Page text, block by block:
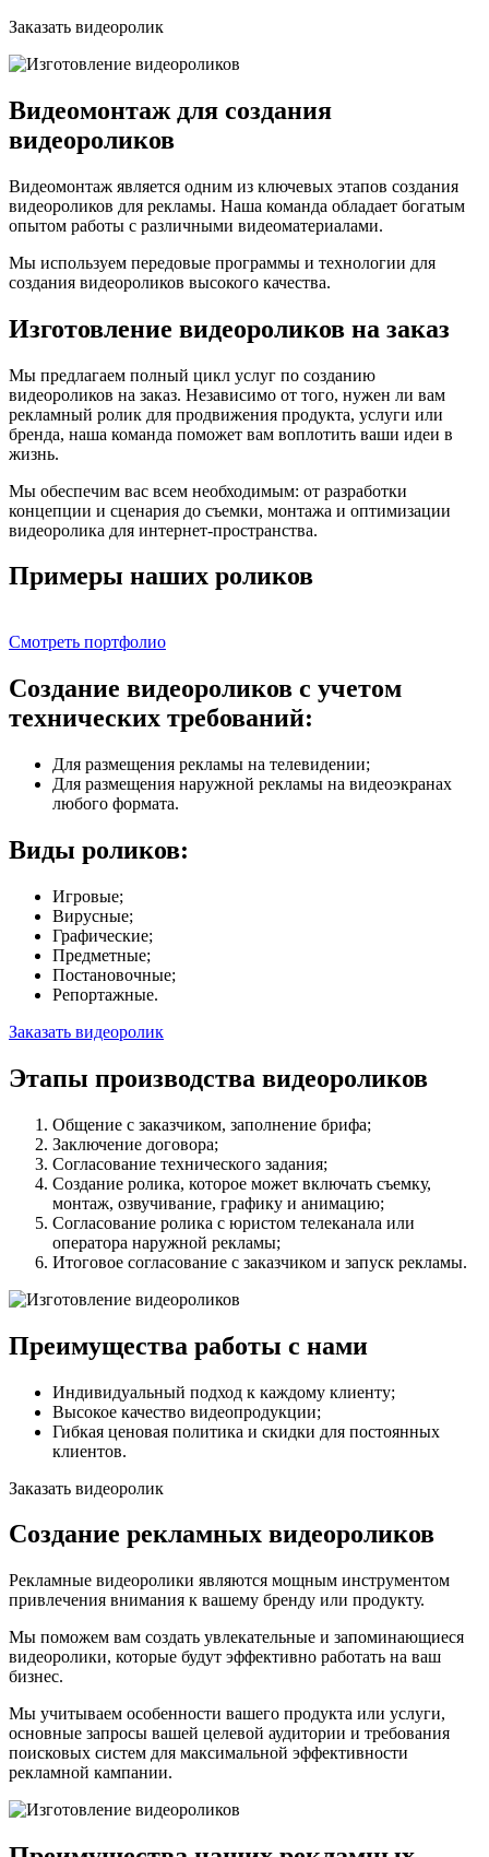
Заказать видеоролик
Видеомонтаж для создания
видеороликов
Видеомонтаж является одним из ключевых этапов создания
видеороликов для рекламы. Наша команда обладает богатым
опытом работы с различными видеоматериалами.
Мы используем передовые программы и технологии для
создания видеороликов высокого качества.
Изготовление видеороликов на заказ
Мы предлагаем полный цикл услуг по созданию
видеороликов на заказ. Независимо от того, нужен ли вам
рекламный ролик для продвижения продукта, услуги или
бренда, наша команда поможет вам воплотить ваши идеи в
жизнь.
Мы обеспечим вас всем необходимым: от разработки
концепции и сценария до съемки, монтажа и оптимизации
видеоролика для интернет-пространства.
Примеры наших роликов
Смотреть портфолио
Создание видеороликов с учетом
технических требований:
Для размещения рекламы на телевидении;
Для размещения наружной рекламы на видеоэкранах
любого формата.
Виды роликов:
Игровые;
Вирусные;
Графические;
Предметные;
Постановочные;
Репортажные.
Заказать видеоролик
Этапы производства видеороликов
Общение с заказчиком, заполнение брифа;
Заключение договора;
Согласование технического задания;
Создание ролика, которое может включать съемку,
монтаж, озвучивание, графику и анимацию;
Согласование ролика с юристом телеканала или
оператора наружной рекламы;
Итоговое согласование с заказчиком и запуск рекламы.
Преимущества работы с нами
Индивидуальный подход к каждому клиенту;
Высокое качество видеопродукции;
Гибкая ценовая политика и скидки для постоянных
клиентов.
Заказать видеоролик
Создание рекламных видеороликов
Рекламные видеоролики являются мощным инструментом
привлечения внимания к вашему бренду или продукту.
Мы поможем вам создать увлекательные и запоминающиеся
видеоролики, которые будут эффективно работать на ваш
бизнес.
Мы учитываем особенности вашего продукта или услуги,
основные запросы вашей целевой аудитории и требования
поисковых систем для максимальной эффективности
рекламной кампании.